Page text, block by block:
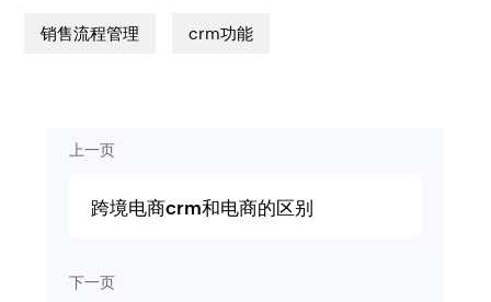
销售流程管理 crm功能
上一页
跨境电商crm和电商的区别
下一页